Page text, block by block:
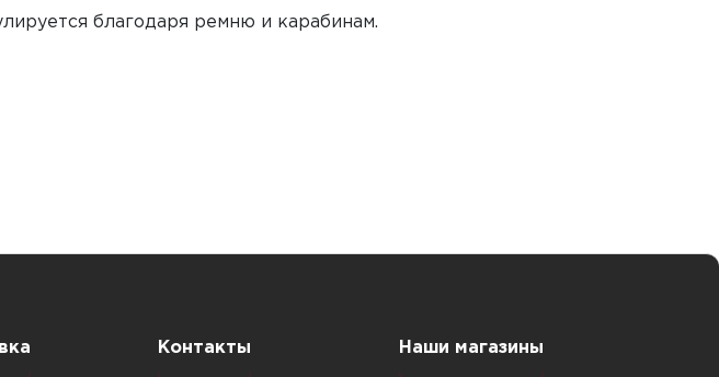
благодаря ремню и карабинам.
Контакты Наши магазины